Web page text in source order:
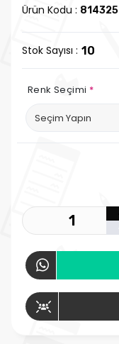
Ürün Kodu : 814325
Stok Sayısı : 10
Renk Seçimi *